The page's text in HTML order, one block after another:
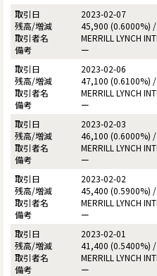
2023-02-07
45,900 (0.6000%) /
MERRILL LYNCH
ー
2023-02-06
47,100 (0.6100%) /
MERRILL LYNCH
ー
2023-02-03
46,100 (0.6000%) /
MERRILL LYNCH
ー
2023-02-02
45,400 (0.5900%) /
MERRILL LYNCH
ー
2023-02-01
41,400 (0.5400%) /
MERRILL LYNCH
ー